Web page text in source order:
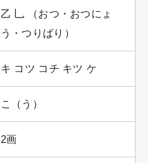
乙 乚 （おつ・おつにょ
う・つりばり）
キ コツ コチ キツ ケ
こ（う）
2画